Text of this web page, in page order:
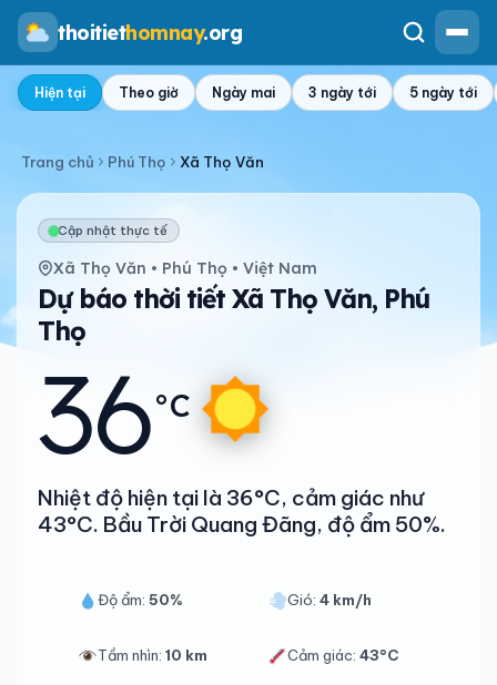
thoitiethomnay.org
Hiện tại Theo giờ Ngày mai 3 ngày tới 5 ngày tới
Trang chủ Phú Thọ Xã Thọ Văn
Cập nhật thực tế
Xã Thọ Văn • Phú Thọ • Việt Nam
Dự báo thời tiết Xã Thọ Văn, Phú
Thọ
36°C
Nhiệt độ hiện tại là 36°C, cảm giác như
43°C. Bầu Trời Quang Đãng, độ ẩm 50%.
Độ ẩm: 50% Gió:4 km/h
Tầm nhìn: 10 km Cảm giác:43°C